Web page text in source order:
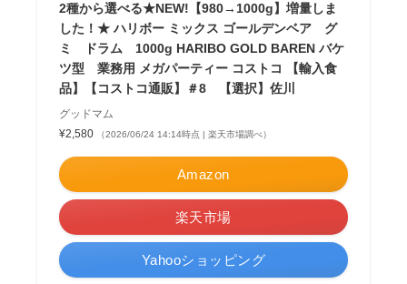
2種から選べる★NEW!【980→1000g】増量しま
した！★ ハリボー ミックス ゴールデンベア グ
ミ ドラム 1000g HARIBO GOLD BAREN バケ
ツ型 業務用 メガパーティー コストコ 【輸入食
品】【コストコ通販】＃8 【選択】佐川
グッドマム
¥2,580
（2026/06/24 14:14時点 | 楽天市場調べ）
Amazon
楽天市場
Yahooショッピング